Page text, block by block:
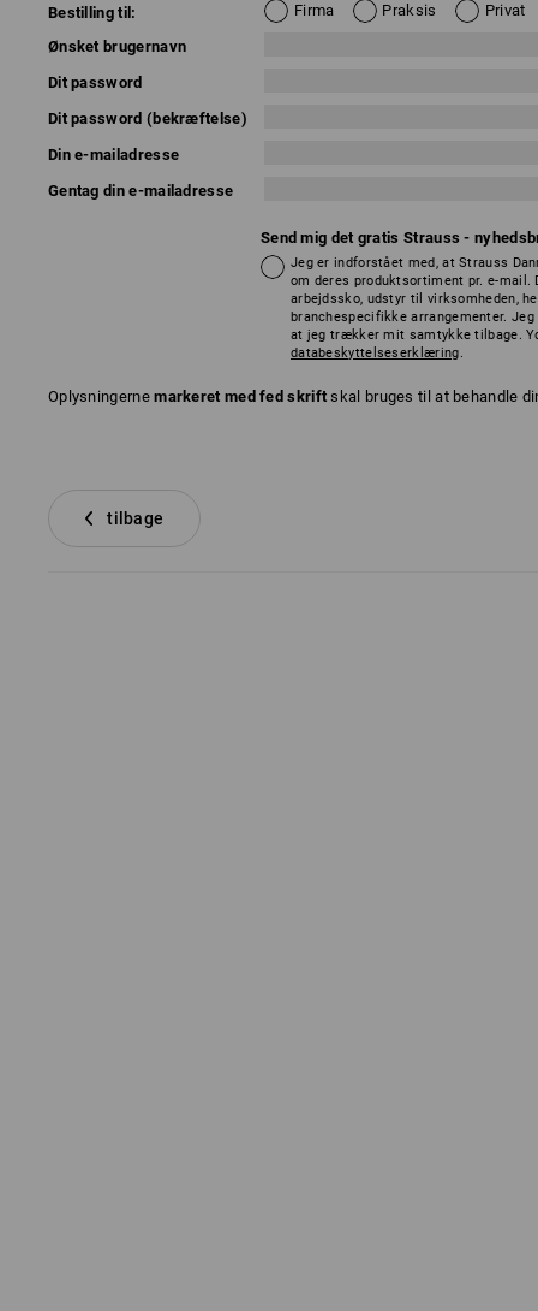
Bestilling til: Firma Praksis
Privat
Ønsket brugernavn
Dit password
Dit password (bekræftelse)
Din e-mailadresse
Gentag din e-mailadresse
Send mig det gratis Strauss -
Jeg er indforstået med, at Strauss
om deres produktsortiment pr. e-mail.
arbejdssko, udstyr til virksomheden,
branchespecifikke arrangementer.
at jeg trækker mit samtykke tilbage.
databeskyttelseserklæring.
Oplysningernemarkeret med fed skriftskal bruges til at behandle
tilbage